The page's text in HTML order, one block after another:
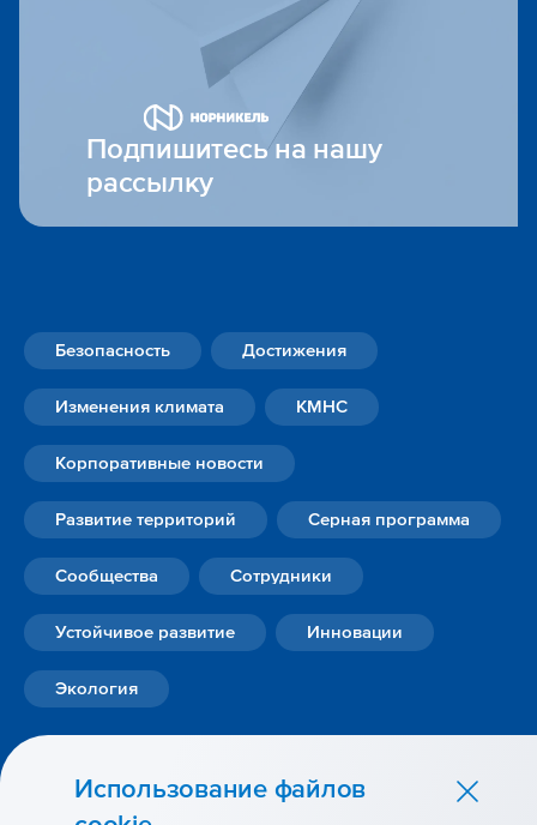
Подпишитесь на нашу
рассылку
Безопасность Достижения
Изменения климата КМНС
Корпоративные новости
Развитие территорий Серная программа
Сообщества Сотрудники
Устойчивое развитие Инновации
Экология
Использование файлов